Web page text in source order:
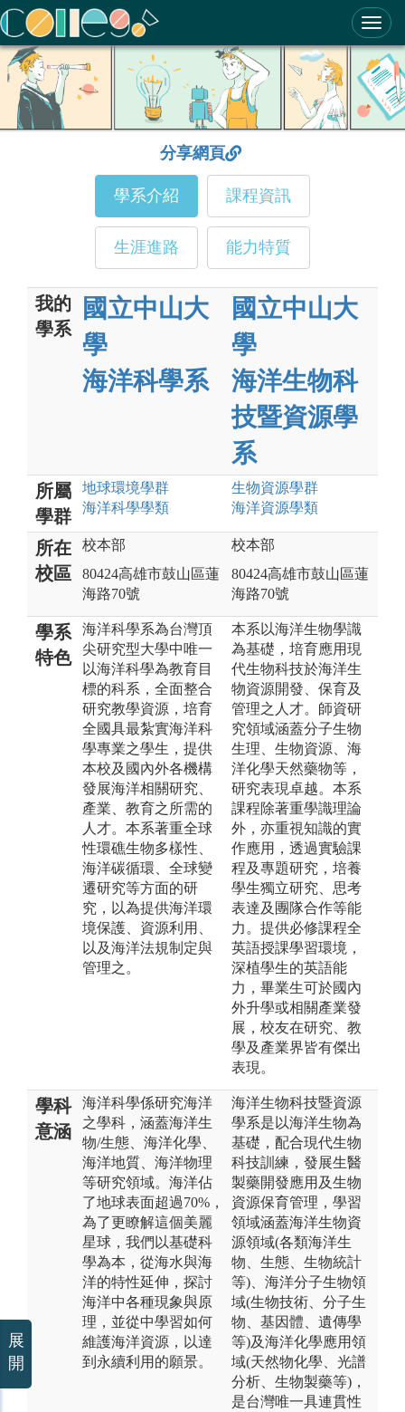
ColleGo! 大學選才與高中育才輔助系統
分享網頁
學系介紹 課程資訊
生涯進路 能力特質
我的
學系
國立中山大
學
海洋科學系
國立中山大
學
海洋生物科
技暨資源學
系
所屬
學群
地球環境學群
海洋科學學類
生物資源學群
海洋資源學類
所在
校區
校本部
80424高雄市鼓山區蓮
海路70號
校本部
80424高雄市鼓山區蓮
海路70號
學系
特色
海洋科學系為台灣頂
尖研究型大學中唯一
以海洋科學為教育目
標的科系，全面整合
研究教學資源，培育
全國具最紮實海洋科
學專業之學生，提供
本校及國內外各機構
發展海洋相關研究、
產業、教育之所需的
人才。本系著重全球
性環礁生物多樣性、
海洋碳循環、全球變
遷研究等方面的研
究，以為提供海洋環
境保護、資源利用、
以及海洋法規制定與
管理之。
本系以海洋生物學識
為基礎，培育應用現
代生物科技於海洋生
物資源開發、保育及
管理之人才。師資研
究領域涵蓋分子生物
生理、生物資源、海
洋化學天然藥物等，
研究表現卓越。本系
課程除著重學識理論
外，亦重視知識的實
作應用，透過實驗課
程及專題研究，培養
學生獨立研究、思考
表達及團隊合作等能
力。提供必修課程全
英語授課學習環境，
深植學生的英語能
力，畢業生可於國內
外升學或相關產業發
展，校友在研究、教
學及產業界皆有傑出
表現。
學科
意涵
海洋科學係研究海洋
之學科，涵蓋海洋生
物/生態、海洋化學、
海洋地質、海洋物理
等研究領域。海洋佔
了地球表面超過70%，
為了更瞭解這個美麗
星球，我們以基礎科
學為本，從海水與海
洋的特性延伸，探討
海洋中各種現象與原
理，並從中學習如何
維護海洋資源，以達
到永續利用的願景。
海洋生物科技暨資源
學系是以海洋生物為
基礎，配合現代生物
科技訓練，發展生醫
製藥開發應用及生物
資源保育管理，學習
領域涵蓋海洋生物資
源領域(各類海洋生
物、生態、生物統計
等)、海洋分子生物領
域(生物技術、分子生
物、基因體、遺傳學
等)及海洋化學應用領
域(天然物化學、光譜
分析、生物製藥等)，
是台灣唯一具連貫性
展
開